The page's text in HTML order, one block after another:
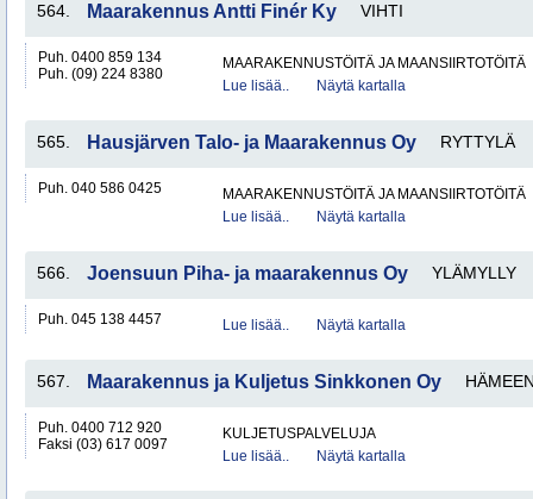
564. Maarakennus Antti Finér Ky VIHTI
Puh. 0400 859 134
Puh. (09) 224 8380
MAARAKENNUSTÖITÄ JA MAANSIIRTOTÖITÄ
Lue lisää..
Näytä kartalla
565. Hausjärven Talo- ja Maarakennus Oy RYTTYLÄ
Puh. 040 586 0425
MAARAKENNUSTÖITÄ JA MAANSIIRTOTÖITÄ
Lue lisää..
Näytä kartalla
566. Joensuun Piha- ja maarakennus Oy YLÄMYLLY
Puh. 045 138 4457 Lue lisää.. Näytä kartalla
567. Maarakennus ja Kuljetus Sinkkonen Oy
Puh. 0400 712 920
Faksi (03) 617 0097
KULJETUSPALVELUJA
Lue lisää..
Näytä kartalla